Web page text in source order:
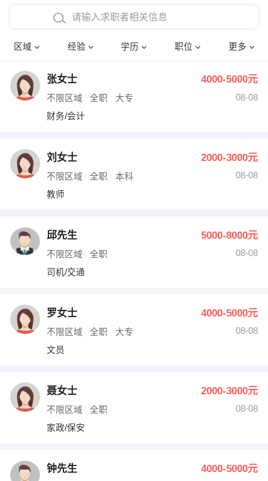
区域 经验 学历 职位 更多
在校学生工作经验
四年以上工作经验
五年以上工作经验
博士
文员 护士
财务会计
网络IT
收银员
水电/机修
编辑 法律
其他职位
确定
张女士 4000-5000元
不限区域 全职 大专
08-08
财务/会计
刘女士 2000-3000元
不限区域 全职 本科
08-08
教师
邱先生 5000-8000元
不限区域 全职
08-08
司机/交通
罗女士 4000-5000元
不限区域 全职 大专
08-08
文员
聂女士 2000-3000元
不限区域 全职
08-08
家政/保安
钟先生 4000-5000元